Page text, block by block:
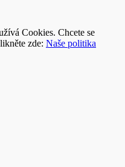
Cookies. Chcete se
zde: Naše politika